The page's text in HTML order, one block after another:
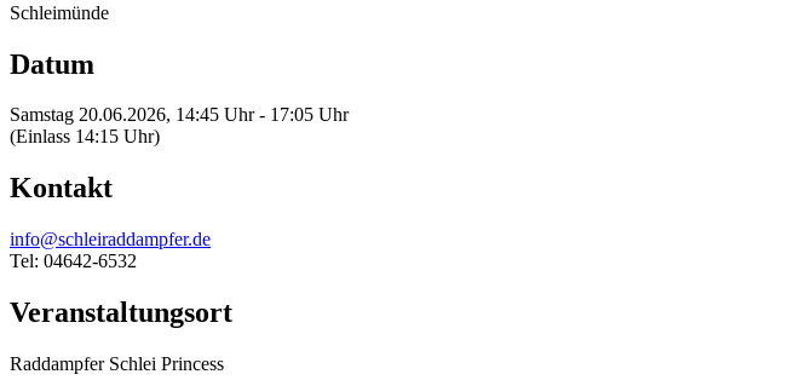
Schleimünde
Datum
Samstag 20.06.2026, 14:45 Uhr - 17:05 Uhr
(Einlass 14:15 Uhr)
Kontakt
info@schleiraddampfer.de
Tel: 04642-6532
Veranstaltungsort
Raddampfer Schlei Princess